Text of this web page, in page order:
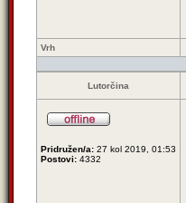
Vrh
Lutorčina
Pridružen/a: 27 kol 2019, 01:53
Postovi: 4332